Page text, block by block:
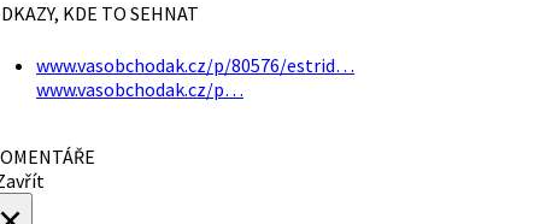
KDE TO SEHNAT
www.vasobchodak.cz/p/80576/estrid…
www.vasobchodak.cz/p…